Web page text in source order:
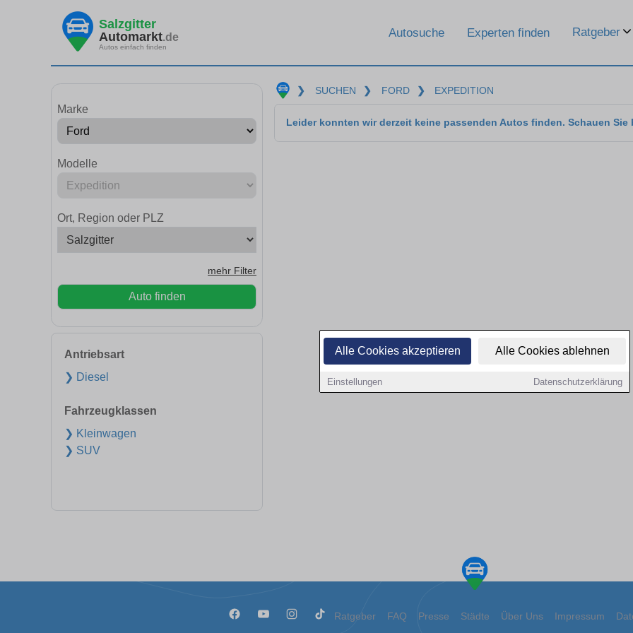
Alle Cookies akzeptieren Alle Cookies ablehnen
Einstellungen Datenschutzerklärung
Salzgitter
Automarkt.de
Autos einfach finden
Autosuche Experten finden Ratgeber
Marke
Modelle
Ort, Region oder PLZ
mehr Filter
Auto finden
Antriebsart
❯ Diesel
Fahrzeugklassen
❯ Kleinwagen
❯ SUV
❯ SUCHEN ❯ FORD ❯ EXPEDITION
Leider konnten wir derzeit keine passenden Autos finden. Schauen Sie
Ratgeber FAQ Presse Städte Über Uns Impressum